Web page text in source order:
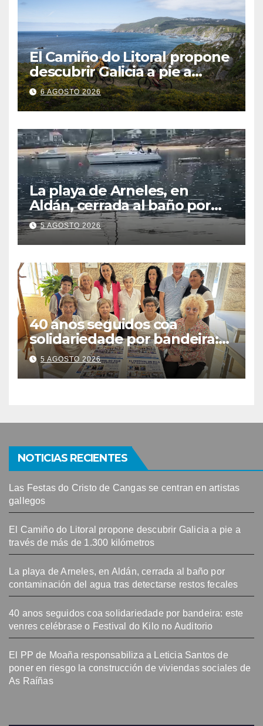
El Camiño do Litoral propone
descubrir Galicia a pie a
través de más de 1.300
kilómetros
6 AGOSTO 2026
La playa de Arneles, en
Aldán, cerrada al baño por
contaminación del agua tras
detectarse restos fecales
5 AGOSTO 2026
40 anos seguidos coa
solidariedade por bandeira:
este venres celébrase o
Festival do Kilo no Auditorio
5 AGOSTO 2026
NOTICIAS RECIENTES
Las Festas do Cristo de Cangas se centran en artistas
gallegos
El Camiño do Litoral propone descubrir Galicia a pie a
través de más de 1.300 kilómetros
La playa de Arneles, en Aldán, cerrada al baño por
contaminación del agua tras detectarse restos fecales
40 anos seguidos coa solidariedade por bandeira: este
venres celébrase o Festival do Kilo no Auditorio
El PP de Moaña responsabiliza a Leticia Santos de
poner en riesgo la construcción de viviendas sociales de
As Raíñas